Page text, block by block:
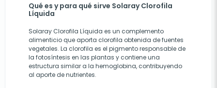
Qué es y para qué sirve Solaray Clorofila
Líquida
Solaray Clorofila Líquida es un complemento
alimenticio que aporta clorofila obtenida de fuentes
vegetales. La clorofila es el pigmento responsable de
la fotosíntesis en las plantas y contiene una
estructura similar a la hemoglobina, contribuyendo
al aporte de nutrientes.